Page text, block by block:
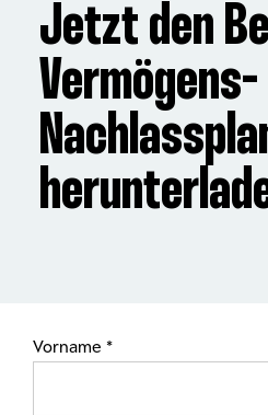
Jetzt den
Vermögens-
Vorname *